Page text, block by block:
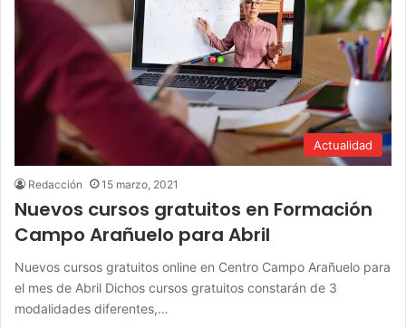
Actualidad
Redacción 15 marzo, 2021
Nuevos cursos gratuitos en Formación
Campo Arañuelo para Abril
Nuevos cursos gratuitos online en Centro Campo Arañuelo para
el mes de Abril Dichos cursos gratuitos constarán de 3
modalidades diferentes,…